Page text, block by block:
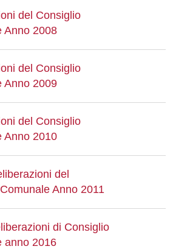
del Consiglio
Anno 2008
del Consiglio
Anno 2009
del Consiglio
Anno 2010
del
Anno 2011
di Consiglio
anno 2016